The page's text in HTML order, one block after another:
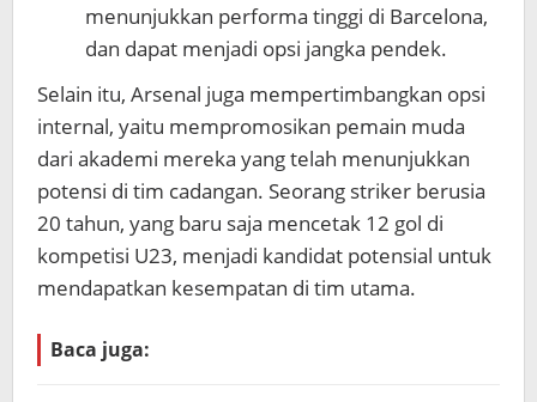
menunjukkan performa tinggi di Barcelona,
dan dapat menjadi opsi jangka pendek.
Selain itu, Arsenal juga mempertimbangkan opsi
internal, yaitu mempromosikan pemain muda
dari akademi mereka yang telah menunjukkan
potensi di tim cadangan. Seorang striker berusia
20 tahun, yang baru saja mencetak 12 gol di
kompetisi U23, menjadi kandidat potensial untuk
mendapatkan kesempatan di tim utama.
Baca juga: